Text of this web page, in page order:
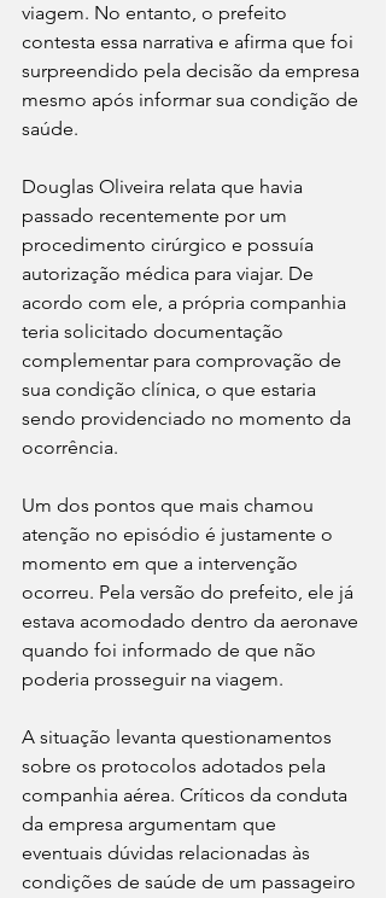
viagem. No entanto, o prefeito
contesta essa narrativa e afirma que foi
surpreendido pela decisão da empresa
mesmo após informar sua condição de
saúde.
Douglas Oliveira relata que havia
passado recentemente por um
procedimento cirúrgico e possuía
autorização médica para viajar. De
acordo com ele, a própria companhia
teria solicitado documentação
complementar para comprovação de
sua condição clínica, o que estaria
sendo providenciado no momento da
ocorrência.
Um dos pontos que mais chamou
atenção no episódio é justamente o
momento em que a intervenção
ocorreu. Pela versão do prefeito, ele já
estava acomodado dentro da aeronave
quando foi informado de que não
poderia prosseguir na viagem.
A situação levanta questionamentos
sobre os protocolos adotados pela
companhia aérea. Críticos da conduta
da empresa argumentam que
eventuais dúvidas relacionadas às
condições de saúde de um passageiro